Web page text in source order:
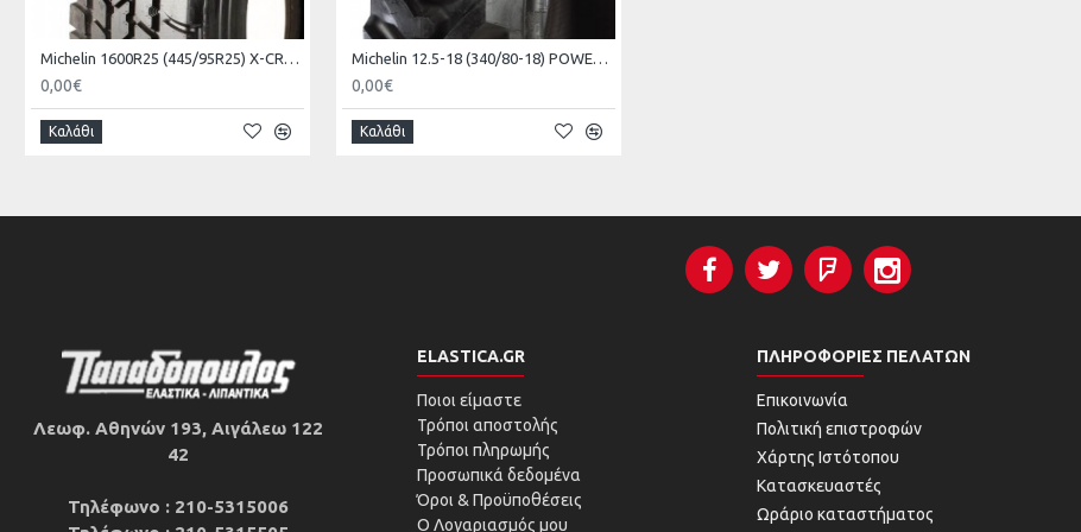
Michelin 1600R25 (445/95R25) X-CRANE
0,00€
Καλάθι
Michelin 12.5-18 (340/80-18) POWER CL 12PR TL
0,00€
Καλάθι
Λεωφ. Αθηνών 193, Αιγάλεω 122
42
Τηλέφωνο : 210-5315006
ELASTICA.GR
Ποιοι είμαστε
Τρόποι αποστολής
Τρόποι πληρωμής
Προσωπικά δεδομένα
Όροι & Προϋποθέσεις
Ο Λογαριασμός μου
ΠΛΗΡΟΦΟΡΊΕΣ ΠΕΛΑΤΏΝ
Επικοινωνία
Πολιτική επιστροφών
Χάρτης Ιστότοπου
Κατασκευαστές
Ωράριο καταστήματος